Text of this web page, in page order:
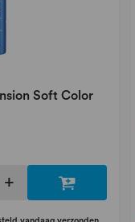
Soft Color
+